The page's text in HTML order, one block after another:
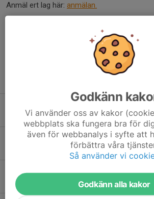
Anmäl ert lag här: anmälan.
17 jun, 23:23 0
11 jun, 15:30 0
26 maj, 17:45 0
Godkänn
Vi använder oss av kakor
webbplats ska fungera bra för
även för webbanalys i syfte att
förbättra våra
Så använder vi
Godkänn alla kakor